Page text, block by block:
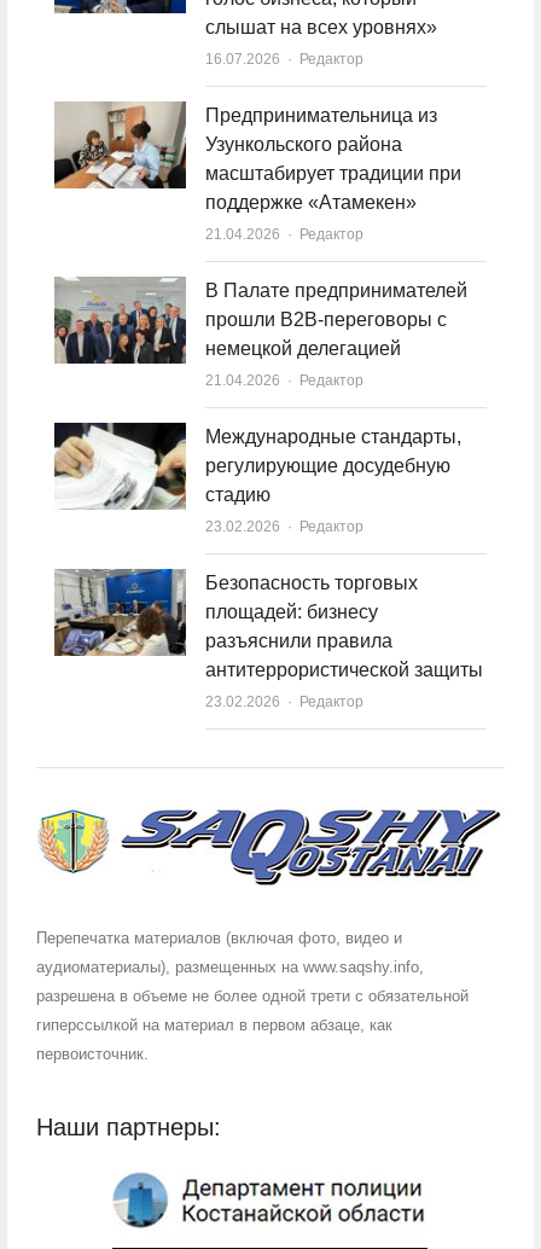
слышат на всех уровнях»
16.07.2026 Author
Редактор
Предпринимательница из
Узункольского района
масштабирует традиции при
поддержке «Атамекен»
21.04.2026 Author
Редактор
В Палате предпринимателей
прошли B2B-переговоры с
немецкой делегацией
21.04.2026 Author
Редактор
Международные стандарты,
регулирующие досудебную
стадию
23.02.2026 Author
Редактор
Безопасность торговых
площадей: бизнесу
разъяснили правила
антитеррористической защиты
23.02.2026 Author
Редактор
Перепечатка материалов (включая фото, видео и
аудиоматериалы), размещенных на www.saqshy.info,
разрешена в объеме не более одной трети с обязательной
гиперссылкой на материал в первом абзаце, как
первоисточник.
Наши партнеры: